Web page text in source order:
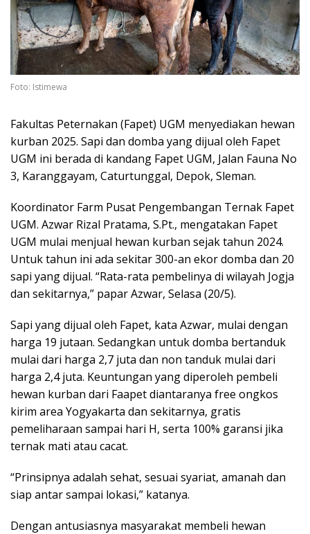
Foto: Istimewa
Fakultas Peternakan (Fapet) UGM menyediakan hewan
kurban 2025. Sapi dan domba yang dijual oleh Fapet
UGM ini berada di kandang Fapet UGM, Jalan Fauna No
3, Karanggayam, Caturtunggal, Depok, Sleman.
Koordinator Farm Pusat Pengembangan Ternak Fapet
UGM. Azwar Rizal Pratama, S.Pt., mengatakan Fapet
UGM mulai menjual hewan kurban sejak tahun 2024.
Untuk tahun ini ada sekitar 300-an ekor domba dan 20
sapi yang dijual. “Rata-rata pembelinya di wilayah Jogja
dan sekitarnya,” papar Azwar, Selasa (20/5).
Sapi yang dijual oleh Fapet, kata Azwar, mulai dengan
harga 19 jutaan. Sedangkan untuk domba bertanduk
mulai dari harga 2,7 juta dan non tanduk mulai dari
harga 2,4 juta. Keuntungan yang diperoleh pembeli
hewan kurban dari Faapet diantaranya free ongkos
kirim area Yogyakarta dan sekitarnya, gratis
pemeliharaan sampai hari H, serta 100% garansi jika
ternak mati atau cacat.
“Prinsipnya adalah sehat, sesuai syariat, amanah dan
siap antar sampai lokasi,” katanya.
Dengan antusiasnya masyarakat membeli hewan